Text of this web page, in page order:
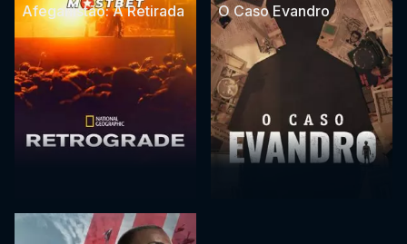
Afeganistão: A Retirada O Caso Evandro